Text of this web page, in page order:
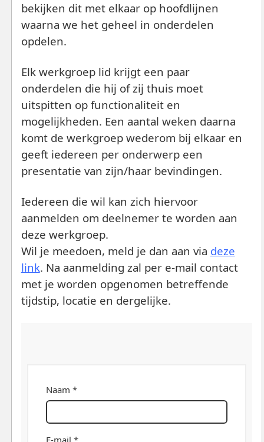
bekijken dit met elkaar op hoofdlijnen
waarna we het geheel in onderdelen
opdelen.
Elk werkgroep lid krijgt een paar
onderdelen die hij of zij thuis moet
uitspitten op functionaliteit en
mogelijkheden. Een aantal weken daarna
komt de werkgroep wederom bij elkaar en
geeft iedereen per onderwerp een
presentatie van zijn/haar bevindingen.
Iedereen die wil kan zich hiervoor
aanmelden om deelnemer te worden aan
deze werkgroep.
Wil je meedoen, meld je dan aan via deze
link. Na aanmelding zal per e-mail contact
met je worden opgenomen betreffende
tijdstip, locatie en dergelijke.
Naam *